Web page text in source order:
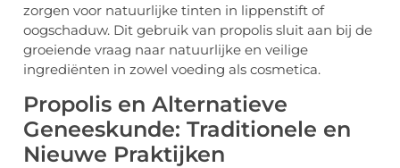
zorgen voor natuurlijke tinten in lippenstift of
oogschaduw. Dit gebruik van propolis sluit aan bij de
groeiende vraag naar natuurlijke en veilige
ingrediënten in zowel voeding als cosmetica.
Propolis en Alternatieve
Geneeskunde: Traditionele en
Nieuwe Praktijken